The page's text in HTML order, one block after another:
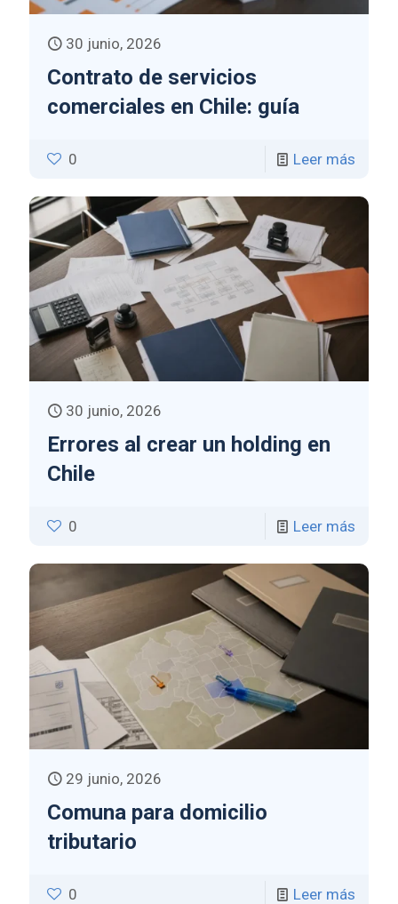
30 junio, 2026
Contrato de servicios
comerciales en Chile: guía
0 Leer más
30 junio, 2026
Errores al crear un holding en
Chile
0 Leer más
29 junio, 2026
Comuna para domicilio
tributario
0 Leer más